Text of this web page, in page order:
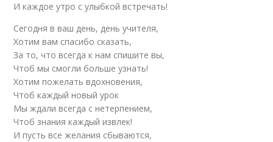
И каждое утро с улыбкой встречать!
Сегодня в ваш день, день учителя,
Хотим вам спасибо сказать,
За то, что всегда к нам спишите вы,
Чтоб мы смогли больше узнать!
Хотим пожелать вдохновения,
Чтоб каждый новый урок
Мы ждали всегда с нетерпением,
Чтоб знания каждый извлек!
И пусть все желания сбываются,